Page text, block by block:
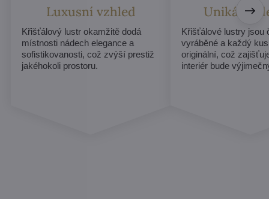
Luxusní vzhled
Křišťálový lustr okamžitě dodá
místnosti nádech elegance a
sofistikovanosti, což zvýší prestiž
jakéhokoli prostoru.
Unikátní
Křišťálové lustry jsou
vyráběné a každý
originální, což
interiér bude